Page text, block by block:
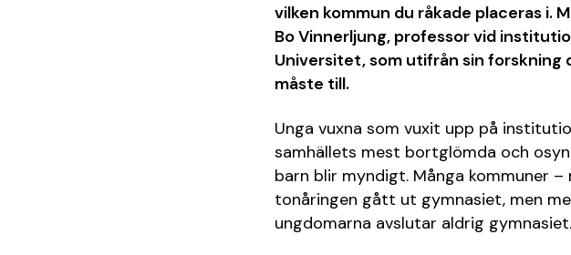
vilken kommun du råkade placeras i.
Bo Vinnerljung, professor vid
Universitet, som utifrån sin
måste till.
Unga vuxna som vuxit upp på
samhällets mest bortglömda och
barn blir myndigt. Många kommuner
tonåringen gått ut gymnasiet, men
ungdomarna avslutar aldrig gymnasiet.